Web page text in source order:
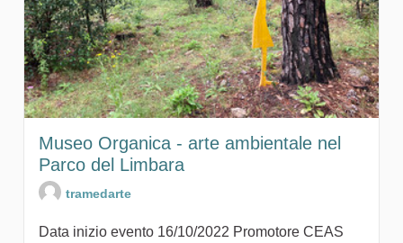
Museo Organica - arte ambientale nel
Parco del Limbara
tramedarte
Data inizio evento 16/10/2022 Promotore CEAS